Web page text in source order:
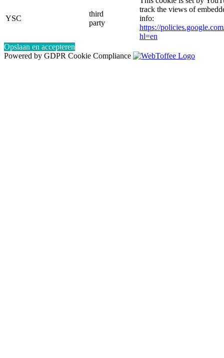
YSC
third
party
track the views of
info:
https://
hl=en
Opslaan en accepteren
Powered by GDPR Cookie Compliance